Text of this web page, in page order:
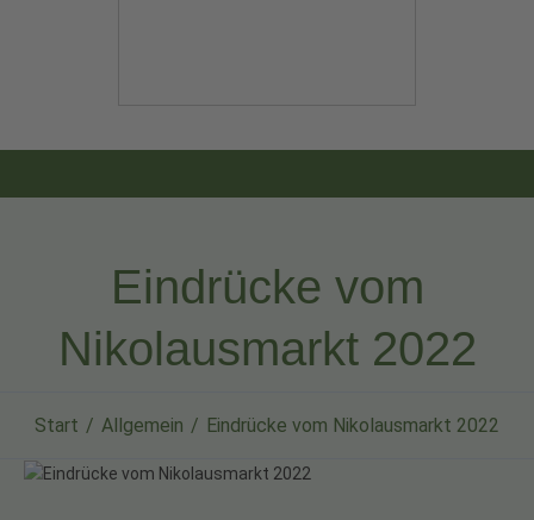
Eindrücke vom
Nikolausmarkt 2022
Start Allgemein Eindrücke vom Nikolausmarkt 2022